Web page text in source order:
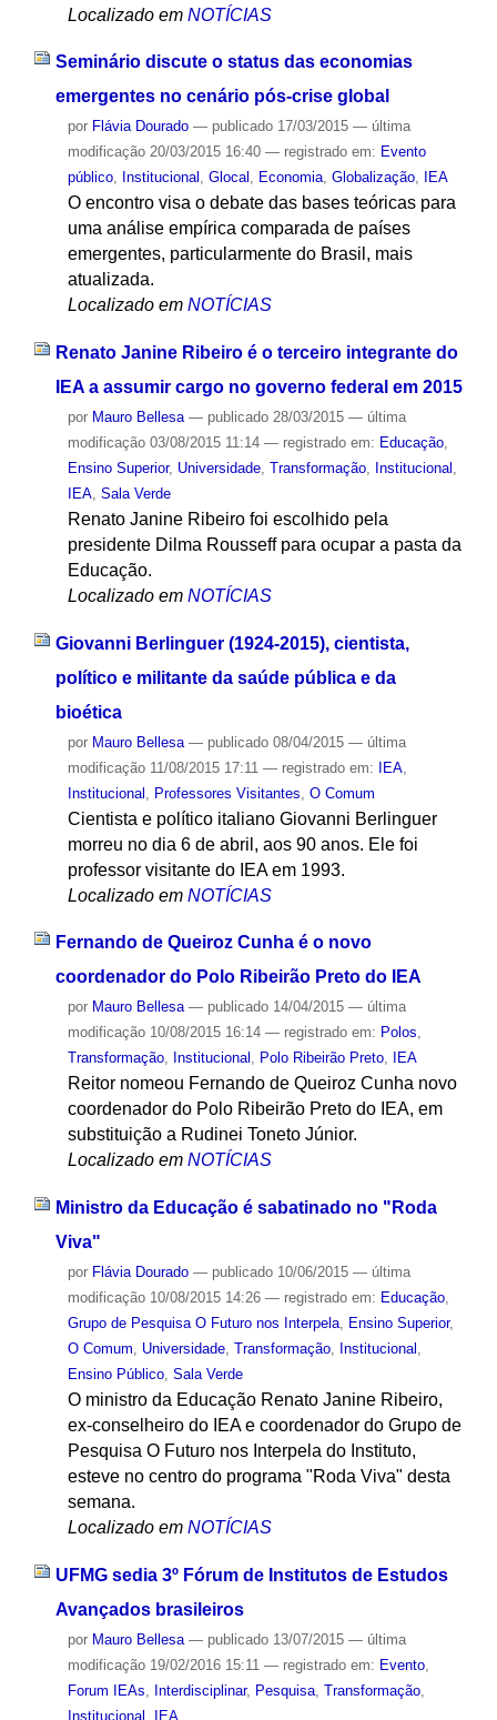
Localizado em NOTÍCIAS
Seminário discute o status das economias
emergentes no cenário pós-crise global
por Flávia Dourado — publicado17/03/2015 — última
modificação20/03/2015 16:40 — registrado em: Evento
público, Institucional , Glocal , Economia, Globalização, IEA
O encontro visa o debate das bases teóricas para
uma análise empírica comparada de países
emergentes, particularmente do Brasil, mais
atualizada.
Localizado em NOTÍCIAS
Renato Janine Ribeiro é o terceiro integrante do
IEA a assumir cargo no governo federal em 2015
por Mauro Bellesa — publicado28/03/2015 — última
modificação03/08/2015 11:14 — registrado em: Educação,
Ensino Superior, Universidade, Transformação, Institucional ,
IEA, Sala Verde
Renato Janine Ribeiro foi escolhido pela
presidente Dilma Rousseff para ocupar a pasta da
Educação.
Localizado em NOTÍCIAS
Giovanni Berlinguer (1924-2015), cientista,
político e militante da saúde pública e da
bioética
por Mauro Bellesa — publicado08/04/2015 — última
modificação11/08/2015 17:11 — registrado em: IEA,
Institucional
Professores Visitantes O Comum
Cientista e político italiano Giovanni Berlinguer
morreu no dia 6 de abril, aos 90 anos. Ele foi
professor visitante do IEA em 1993.
Localizado em NOTÍCIAS
Fernando de Queiroz Cunha é o novo
coordenador do Polo Ribeirão Preto do IEA
por Mauro Bellesa — publicado14/04/2015 — última
modificação10/08/2015 16:14 — registrado em: Polos,
Transformação, Institucional , Polo Ribeirão Preto, IEA
Reitor nomeou Fernando de Queiroz Cunha novo
coordenador do Polo Ribeirão Preto do IEA, em
substituição a Rudinei Toneto Júnior.
Localizado em NOTÍCIAS
Ministro da Educação é sabatinado no "Roda
Viva"
por Flávia Dourado — publicado10/06/2015 — última
modificação10/08/2015 14:26 — registrado em: Educação,
Grupo de Pesquisa O Futuro nos Interpela, Ensino Superior,
O Comum, Universidade, Transformação, Institucional ,
Ensino Público, Sala Verde
O ministro da Educação Renato Janine Ribeiro,
ex-conselheiro do IEA e coordenador do Grupo de
Pesquisa O Futuro nos Interpela do Instituto,
esteve no centro do programa "Roda Viva" desta
semana.
Localizado em NOTÍCIAS
UFMG sedia 3º Fórum de Institutos de Estudos
Avançados brasileiros
por Mauro Bellesa — publicado13/07/2015 — última
modificação19/02/2016 15:11 — registrado em: Evento,
Forum IEAs
Interdisciplinar, Pesquisa, Transformação,
Institucional
IEA